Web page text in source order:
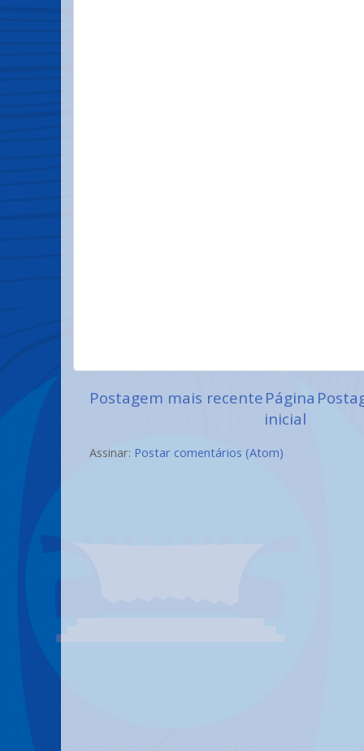
Postagem mais recentePágina
inicial
Assinar: Postar comentários (Atom)